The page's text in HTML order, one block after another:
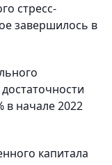
стресс-
завершилось в
в начале 2022
капитала